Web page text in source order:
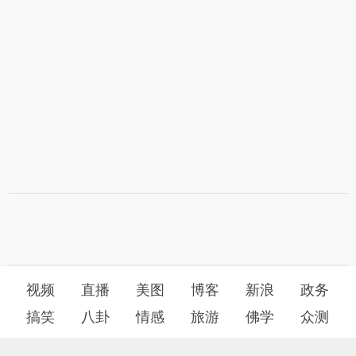
视频 直播 美图 博客 新浪
政务
搞笑
八卦 情感 旅游 佛学 众测